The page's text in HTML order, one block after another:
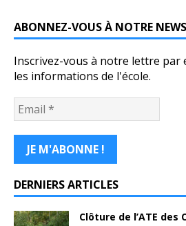
ABONNEZ-VOUS À NOTRE
Inscrivez-vous à notre lettre par
les informations de l'école.
DERNIERS ARTICLES
Clôture de l’ATE des